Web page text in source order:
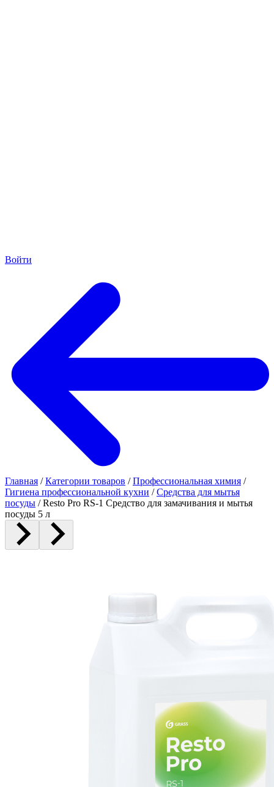
Войти
Главная / Категории товаров / Профессиональная химия /
Гигиена профессиональной кухни / Средства для мытья
посуды / Resto Pro RS-1 Средство для замачивания и мытья
посуды 5 л